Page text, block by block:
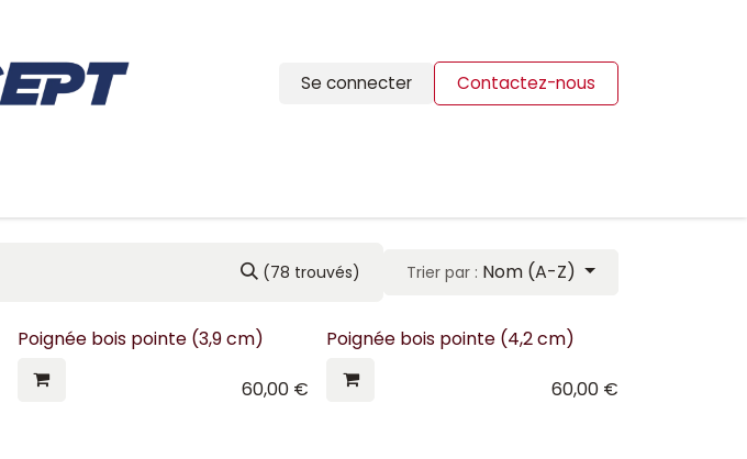
Se connecter Contactez-nous
(78 trouvés) Trier par : Nom (A-Z)
Poignée bois pointe (3,9 cm)
60,00 €
Poignée bois pointe (4,2 cm)
60,00€